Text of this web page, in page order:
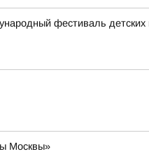
фестиваль
Москвы»